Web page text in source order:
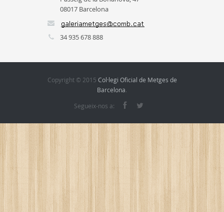
08017 Barcelona
34 935 678 888
Copyright © 2015 Col·legi Oficial de Metges de
Barcelona.
Segueix-nos a: